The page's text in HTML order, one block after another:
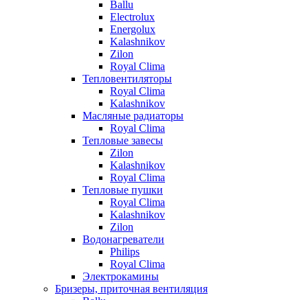
Ballu
Electrolux
Energolux
Kalashnikov
Zilon
Royal Clima
Тепловентиляторы
Royal Clima
Kalashnikov
Масляные радиаторы
Royal Clima
Тепловые завесы
Zilon
Kalashnikov
Royal Clima
Тепловые пушки
Royal Clima
Kalashnikov
Zilon
Водонагреватели
Philips
Royal Clima
Электрокамины
Бризеры, приточная вентиляция